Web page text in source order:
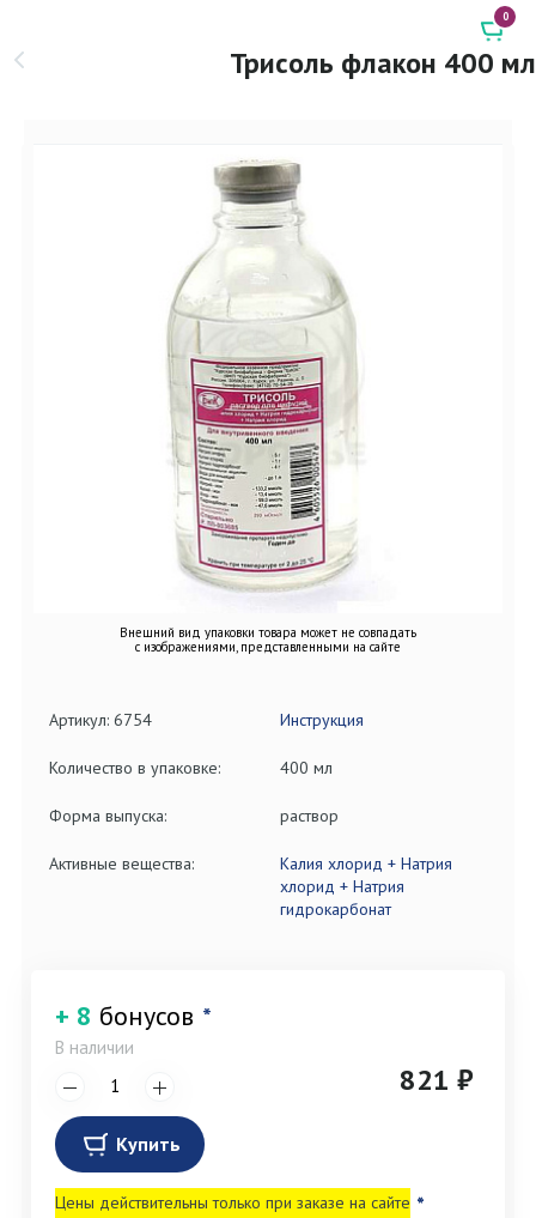
Трисоль флакон 400 мл
0
Внешний вид упаковки товара может не совпадать
с изображениями, представленными на сайте
Артикул: 6754 Инструкция
Количество в упаковке: 400 мл
Форма выпуска: раствор
Активные вещества:
Калия хлорид + Натрия
хлорид + Натрия
гидрокарбонат
+ 8 бонусов *
В наличии
821 ₽
Купить
Цены действительны только при заказе на сайте *